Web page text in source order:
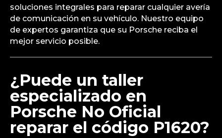
soluciones integrales para reparar cualquier avería
de comunicación en su vehículo. Nuestro equipo
de expertos garantiza que su Porsche reciba el
mejor servicio posible.
¿Puede un taller
especializado en
Porsche No Oficial
reparar el código P1620?